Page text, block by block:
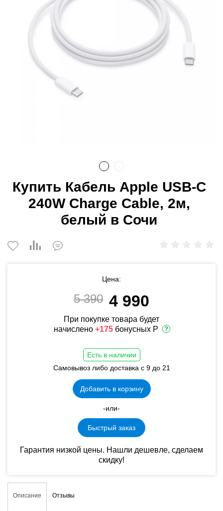
Купить Кабель Apple USB-C
240W Charge Cable, 2м,
белый в Сочи
Цена:
5 390 4 990
При покупке товара будет
начислено +175 бонусных Р
Есть в наличии
Самовывоз либо доставка с 9 до 21
Добавить в корзину
-или-
Быстрый заказ
Гарантия низкой цены. Нашли дешевле, сделаем
скидку!
Описание Отзывы